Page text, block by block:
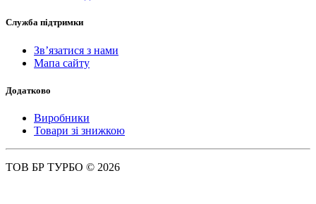
Служба підтримки
Зв’язатися з нами
Мапа сайту
Додатково
Виробники
Товари зі знижкою
ТОВ БР ТУРБО © 2026